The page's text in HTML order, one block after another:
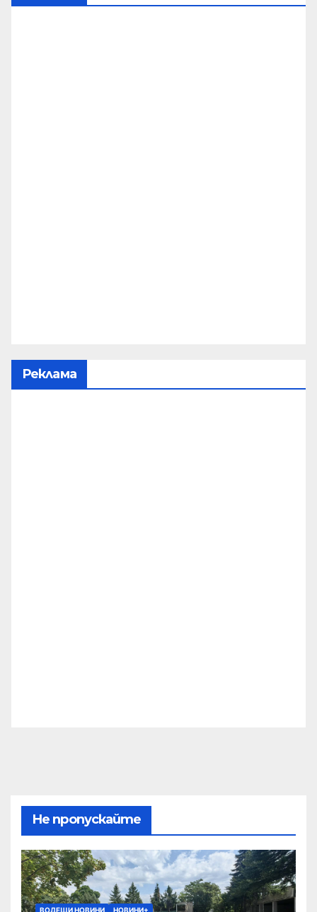
Реклама
Не пропускайте
ВОДЕЩИ НОВИНИ НОВИНИ+